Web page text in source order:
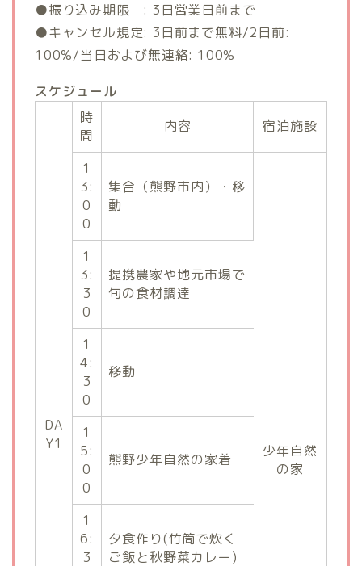
●振り込み期限
: 3日営業日前まで
●キャンセル規定: 3日前まで無料/2日前:
100%/当日および無連絡: 100%
スケジュール
DA
Y1
時
間
内容 宿泊施設
1
3:
0
0
集合（熊野市内）・移
動
少年自然
の家
1
3:
3
0
提携農家や地元市場で
旬の食材調達
1
4:
3
0
移動
1
5:
0
0
熊野少年自然の家着
1
6:
3
夕食作り(竹筒で炊く
ご飯と秋野菜カレー)